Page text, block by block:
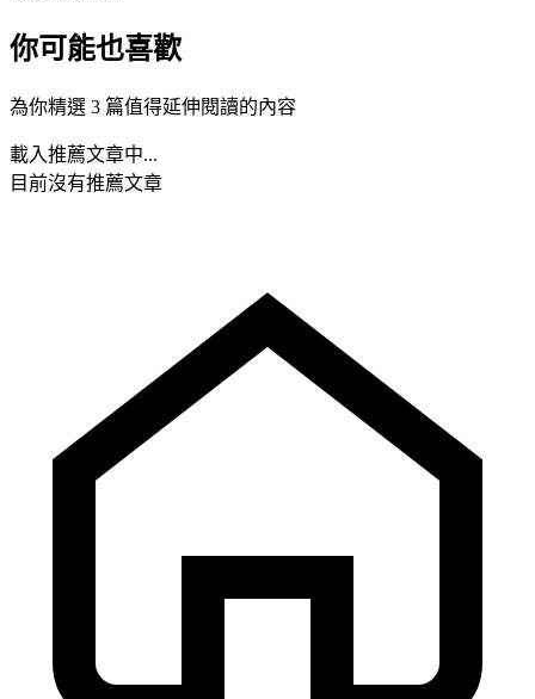
你可能也喜歡
為你精選 3 篇值得延伸閱讀的內容
載入推薦文章中...
目前沒有推薦文章